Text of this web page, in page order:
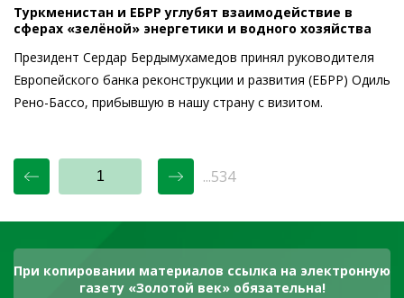
Туркменистан и ЕБРР углубят взаимодействие в
сферах «зелёной» энергетики и водного хозяйства
Президент Сердар Бердымухамедов принял руководителя
Европейского банка реконструкции и развития (ЕБРР) Одиль
Рено-Бассо, прибывшую в нашу страну с визитом.
...534
При копировании материалов ссылка на электронную
газету «Золотой век» обязательна!